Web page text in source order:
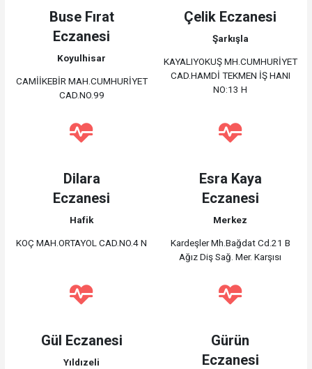
Buse Fırat
Eczanesi
Koyulhisar
CAMİİKEBİR MAH.CUMHURİYET
CAD.NO.99
Çelik Eczanesi
Şarkışla
KAYALIYOKUŞ MH.CUMHURİYET
CAD.HAMDİ TEKMEN İŞ HANI
NO:13 H
Dilara
Eczanesi
Hafik
KOÇ MAH.ORTAYOL CAD.NO.4 N
Esra Kaya
Eczanesi
Merkez
Kardeşler Mh.Bağdat Cd.21 B
Ağız Diş Sağ. Mer. Karşısı
Gül Eczanesi
Yıldızeli
Gürün
Eczanesi